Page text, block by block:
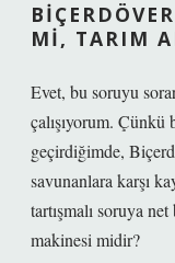
MI, TARIM
Evet, bu soruyu
çalışıyorum.
geçirdiğimde,
savunanlara karşı
tartışmalı soruya
makinesi midir?